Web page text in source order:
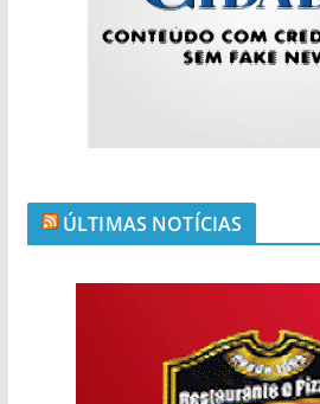
ÚLTIMAS NOTÍCIAS